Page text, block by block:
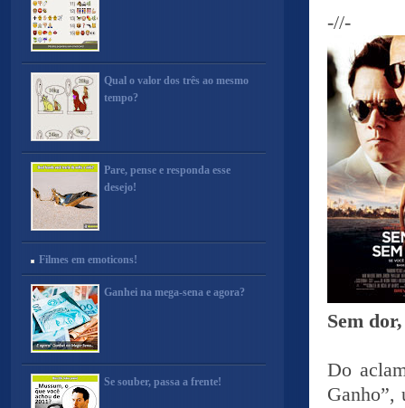
-//-
Sem
Do
Ganho”,
Qual o valor dos três ao mesmo
tempo?
Pare, pense e responda esse
desejo!
Filmes em emoticons!
Ganhei na mega-sena e agora?
Se souber, passa a frente!